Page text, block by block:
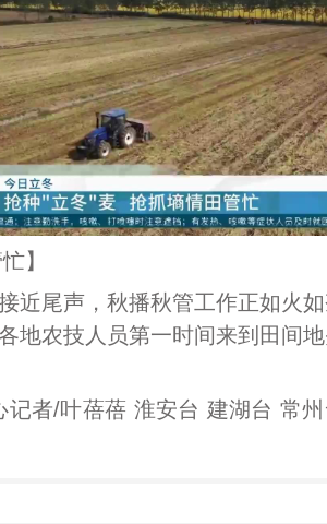
】
尾声，秋播秋管工作正如火如
地农技人员第一时间来到田间
者/叶蓓蓓 淮安台 建湖台 常